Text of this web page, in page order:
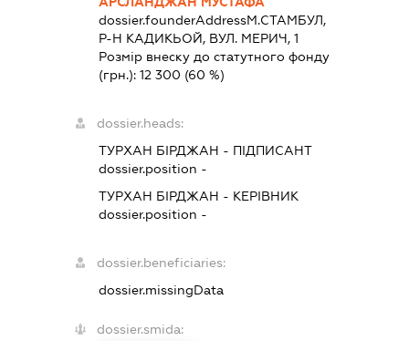
dossier.founderAddressМ.СТАМБУЛ,
Р-Н КАДИКЬОЙ, ВУЛ. МЕРИЧ, 1
Розмір внеску до статутного фонду
(грн.): 12 300 (60 %)
dossier.heads:
ТУРХАН БІРДЖАН - ПІДПИСАНТ
dossier.position -
ТУРХАН БІРДЖАН - КЕРІВНИК
dossier.position -
dossier.beneficiaries:
dossier.missingData
dossier.smida: